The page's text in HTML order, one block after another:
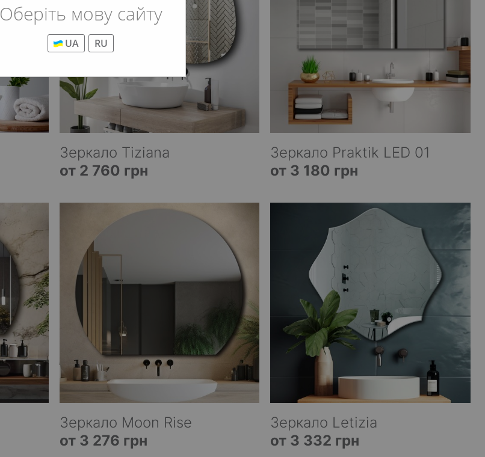
Оберіть мову сайту
UA RU
Зеркало Tiziana
от 2 760 грн
Зеркало Praktik LED 01
от 3 180 грн
Зеркало Moon Rise
от 3 276 грн
Зеркало Letizia
от 3 332 грн